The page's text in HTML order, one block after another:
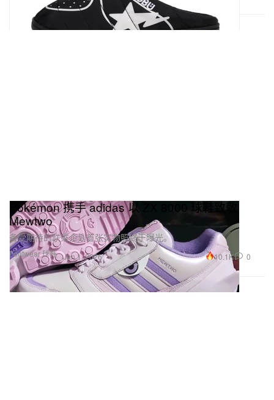
Footwear 球鞋
Pokémon 携手 adidas 以 ZX 8000 球鞋致敬
Mewtwo
备受期待的联乘企划首张实物照终于曝光。
Jan 1, 2026 10.1K 0